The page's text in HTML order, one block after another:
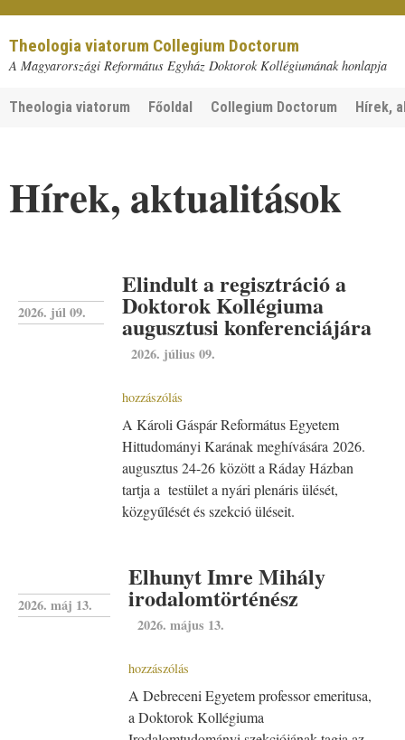
Theologia viatorum Collegium Doctorum
A Magyarországi Református Egyház Doktorok Kollégiumának honlapja
Theologia viatorum Főoldal Collegium Doctorum Hírek,
Hírek, aktualitások
2026. júl 09.
Elindult a regisztráció a
Doktorok Kollégiuma
augusztusi konferenciájára
2026. július 09.
hozzászólás
A Károli Gáspár Református Egyetem
Hittudományi Karának meghívására 2026.
augusztus 24-26 között a Ráday Házban
tartja a testület a nyári plenáris ülését,
közgyűlését és szekció üléseit.
2026. máj 13.
Elhunyt Imre Mihály
irodalomtörténész
2026. május 13.
hozzászólás
A Debreceni Egyetem professor emeritusa,
a Doktorok Kollégiuma